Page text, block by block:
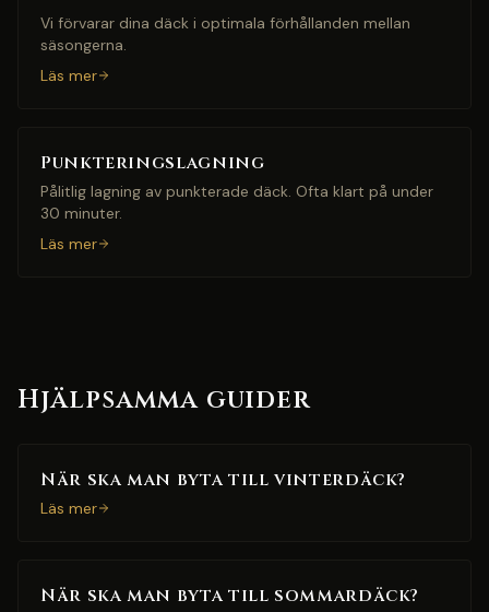
Vi förvarar dina däck i optimala förhållanden mellan
säsongerna.
Läs mer
Punkteringslagning
Pålitlig lagning av punkterade däck. Ofta klart på under
30 minuter.
Läs mer
Hjälpsamma guider
När ska man byta till vinterdäck?
Läs mer
När ska man byta till sommardäck?